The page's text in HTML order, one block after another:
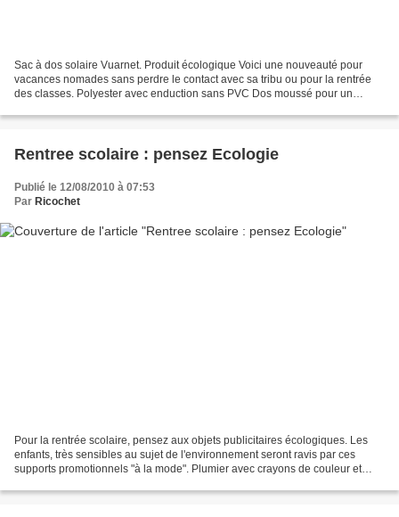
Sac à dos solaire Vuarnet. Produit écologique Voici une nouveauté pour
vacances nomades sans perdre le contact avec sa tribu ou pour la rentrée
des classes. Polyester avec enduction sans PVC Dos moussé pour un
Rentree scolaire : pensez Ecologie
Publié le 12/08/2010 à 07:53
Par Ricochet
Pour la rentrée scolaire, pensez aux objets publicitaires écologiques. Les
enfants, très sensibles au sujet de l'environnement seront ravis par ces
supports promotionnels "à la mode". Plumier avec crayons de couleur et